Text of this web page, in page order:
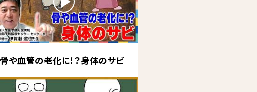
骨や血管の老化に！？身体のサビ